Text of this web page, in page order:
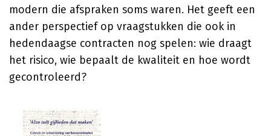
modern die afspraken soms waren. Het geeft een
ander perspectief op vraagstukken die ook in
hedendaagse contracten nog spelen: wie draagt
het risico, wie bepaalt de kwaliteit en hoe wordt
gecontroleerd?